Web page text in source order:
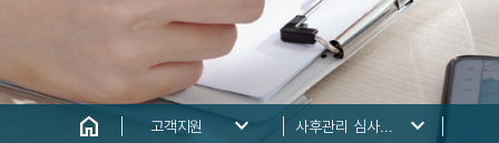
home 고객지원 keyboard_arrow_down 사후관리 심사와 갱신심사 주기 keyboard_arrow_down